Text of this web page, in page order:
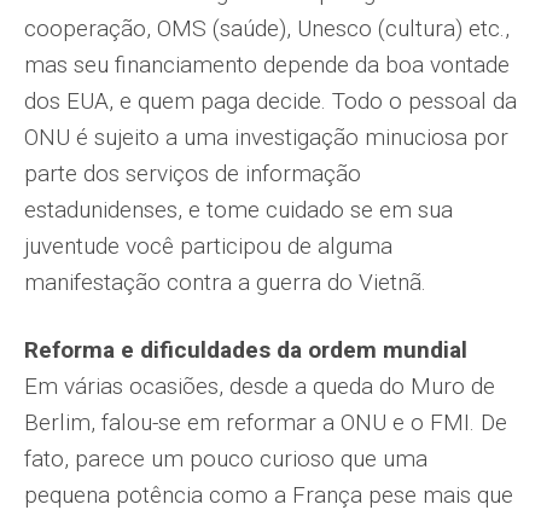
cooperação, OMS (saúde), Unesco (cultura) etc.,
mas seu financiamento depende da boa vontade
dos EUA, e quem paga decide. Todo o pessoal da
ONU é sujeito a uma investigação minuciosa por
parte dos serviços de informação
estadunidenses, e tome cuidado se em sua
juventude você participou de alguma
manifestação contra a guerra do Vietnã.
Reforma e dificuldades da ordem mundial
Em várias ocasiões, desde a queda do Muro de
Berlim, falou-se em reformar a ONU e o FMI. De
fato, parece um pouco curioso que uma
pequena potência como a França pese mais que